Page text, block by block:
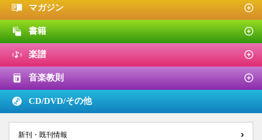
マガジン
書籍
楽譜
音楽教則
CD/DVD/その他
新刊・既刊情報